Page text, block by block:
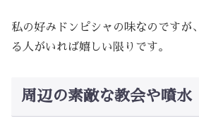
私の好みドンピシャの味なのですが
る人がいれば嬉しい限りです。
周辺の素敵な教会や噴水